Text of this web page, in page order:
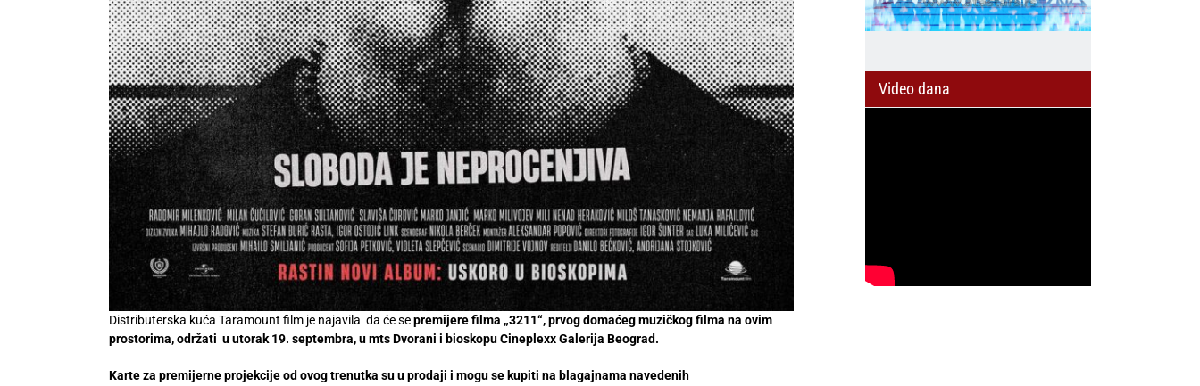
Distributerska kuća Taramount film je najavila da će sepremijere filma „3211“,prvog domaćeg muzičkog filma na ovim
prostorima, održati u utorak 19. septembra, u mts Dvorani i bioskopu Cineplexx Galerija Beograd.
Karte za premijerne projekcije od ovog trenutka su u prodaji i mogu se kupiti na blagajnama navedenih
Video dana